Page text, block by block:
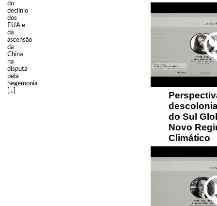
do
declínio
dos
EUA e
da
ascensão
da
China
na
disputa
pela
hegemonia
[...]
do Sul
Novo
Climático